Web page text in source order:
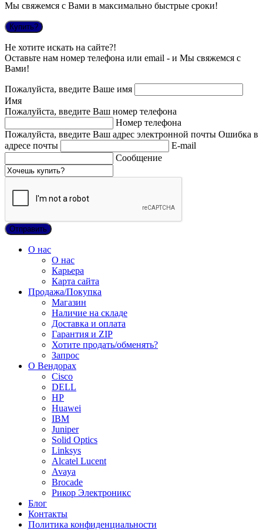
Мы свяжемся с Вами в максимально быстрые сроки!
Купить?
Не хотите искать на сайте?!
Оставьте нам номер телефона или email - и Мы свяжемся с
Вами!
Пожалуйста, введите Ваше имя
Имя
Пожалуйста, введите Ваш номер телефона
Номер телефона
Пожалуйста, введите Ваш адрес электронной почты Ошибка в
адресе почты
E-mail
Сообщение
О нас
О нас
Карьера
Карта сайта
Продажа/Покупка
Магазин
Наличие на складе
Доставка и оплата
Гарантия и ZIP
Хотите продать/обменять?
Запрос
О Вендорах
Cisco
DELL
HP
Huawei
IBM
Juniper
Solid Optics
Linksys
Alcatel Lucent
Avaya
Brocade
Рикор Электроникс
Блог
Контакты
Политика конфиденциальности